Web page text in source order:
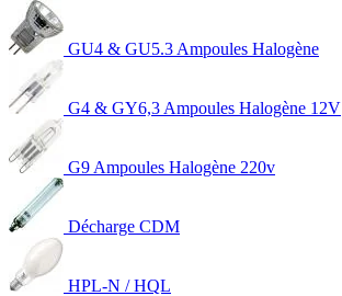
GU4 & GU5.3 Ampoules Halogène
G4 & GY6,3 Ampoules Halogène 12V
G9 Ampoules Halogène 220v
Décharge CDM
HPL-N / HQL